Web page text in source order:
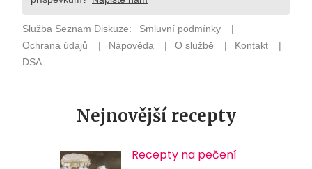
Nejnovější recepty
Recepty na pečení